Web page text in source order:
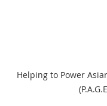
Helping to Power